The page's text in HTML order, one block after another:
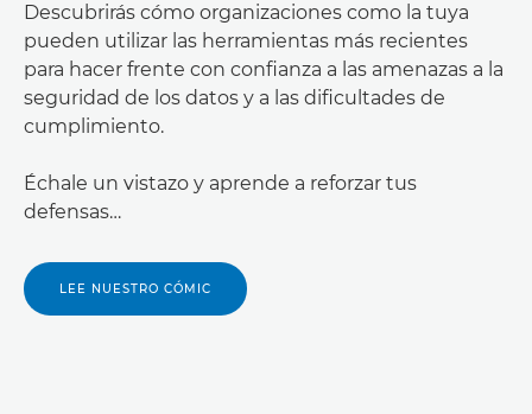
Descubrirás cómo organizaciones como la tuya
pueden utilizar las herramientas más recientes
para hacer frente con confianza a las amenazas a la
seguridad de los datos y a las dificultades de
cumplimiento.
Échale un vistazo y aprende a reforzar tus
defensas…
LEE NUESTRO CÓMIC